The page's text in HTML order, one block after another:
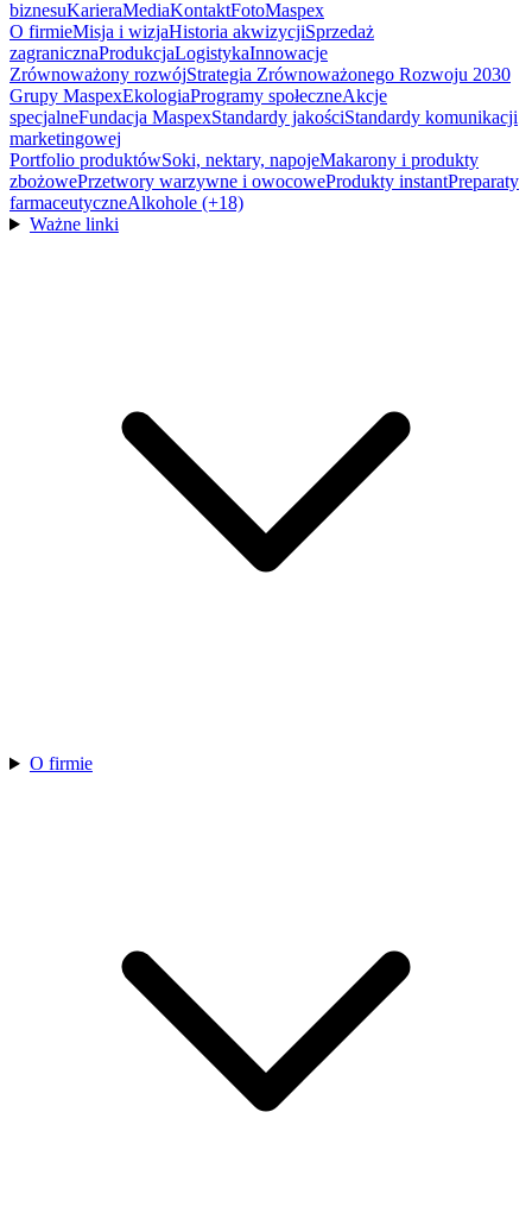
biznesuKarieraMediaKontaktFotoMaspex
O firmieMisja i wizjaHistoria akwizycjiSprzedaż
zagranicznaProdukcjaLogistykaInnowacje
Zrównoważony rozwójStrategia Zrównoważonego Rozwoju 2030
Grupy MaspexEkologiaProgramy społeczneAkcje
specjalneFundacja MaspexStandardy jakościStandardy komunikacji
marketingowej
Portfolio produktówSoki, nektary, napojeMakarony i produkty
zbożowePrzetwory warzywne i owocoweProdukty instantPreparaty
farmaceutyczneAlkohole (+18)
Ważne linki
O firmie